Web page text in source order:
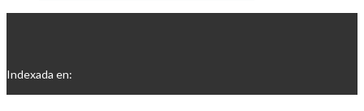
Indexada en: